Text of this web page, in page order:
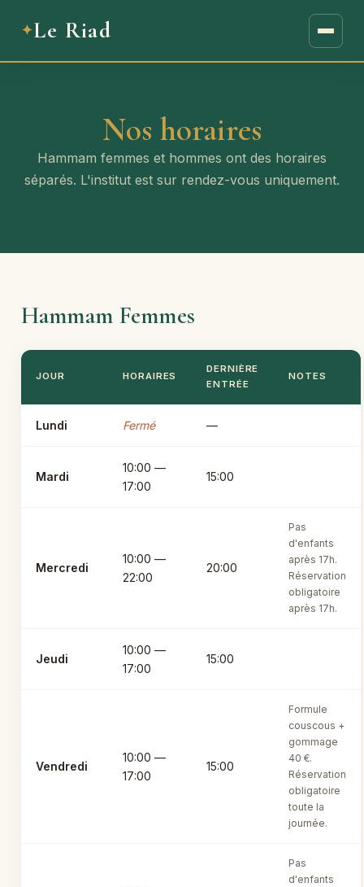
Le Riad
Nos horaires
Hammam femmes et hommes ont des horaires
séparés. L'institut est sur rendez-vous uniquement.
Hammam Femmes
JOUR HORAIRES
DERNIÈRE
ENTRÉE
NOTES
Lundi Fermé —
Mardi
10:00 —
17:00
15:00
Mercredi
10:00 —
22:00
20:00
Pas
d'enfants
après 17h.
Réservation
obligatoire
après 17h.
Jeudi
10:00 —
17:00
15:00
Vendredi
10:00 —
17:00
15:00
Formule
couscous +
gommage
40 €.
Réservation
obligatoire
toute la
journée.
Pas
d'enfants